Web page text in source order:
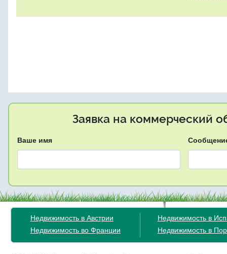
Заявка на коммерческий
Ваше имя
Недвижимость в Австрии
Недвижимость во Франции
Недвижимость в
Недвижимость в